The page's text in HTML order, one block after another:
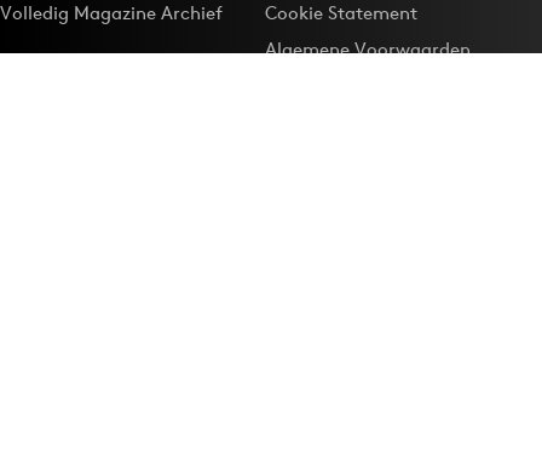
Volledig Magazine Archief
Cookie Statement
Algemene Voorwaarden